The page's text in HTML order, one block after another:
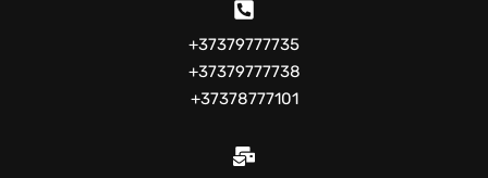
+37379777735
+37379777738
+37378777101